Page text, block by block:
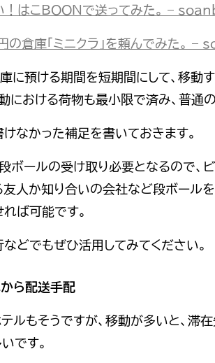
！はこBOONで送ってみた。 –
円の倉庫「ミニクラ」を頼んでみた。
に預ける期間を短期間にして、移動
における荷物も最小限で済み、普通
なかった補足を書いておきます。
ボールの受け取り必要となるので、
人か知り合いの会社など段ボール
ば可能です。
どでもぜひ活用してみてください。
ら配送手配
テルもそうですが、移動が多いと、
です。